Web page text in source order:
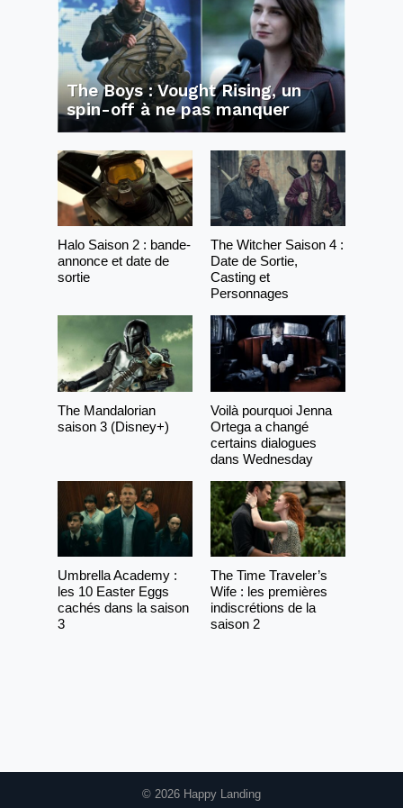
The Boys : Vought Rising, un
spin-off à ne pas manquer
Halo Saison 2 : bande-
annonce et date de
sortie
The Witcher Saison 4 :
Date de Sortie,
Casting et
Personnages
The Mandalorian
saison 3 (Disney+)
Voilà pourquoi Jenna
Ortega a changé
certains dialogues
dans Wednesday
Umbrella Academy :
les 10 Easter Eggs
cachés dans la saison
3
The Time Traveler’s
Wife : les premières
indiscrétions de la
saison 2
© 2026 Happy Landing